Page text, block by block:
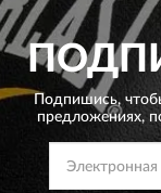
Подпишись,
предложениях,